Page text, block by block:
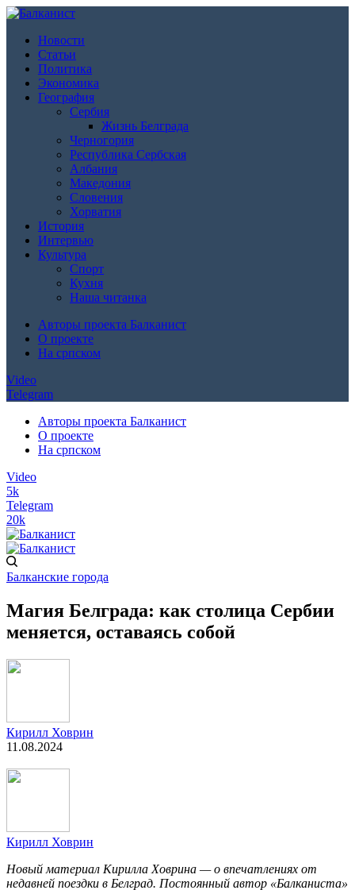
Новости
Статьи
Политика
Экономика
География
Сербия
Жизнь Белграда
Черногория
Республика Сербская
Албания
Македония
Словения
Хорватия
История
Интервью
Культура
Спорт
Кухня
Наша читанка
Авторы проекта Балканист
О проекте
На српском
Video
Telegram
Авторы проекта Балканист
О проекте
На српском
Video
5k
Telegram
20k
Балканские города
Магия Белграда: как столица Сербии
меняется, оставаясь собой
Кирилл Ховрин
11.08.2024
Кирилл Ховрин
Новый материал Кирилла Ховрина — о впечатлениях от
недавней поездки в Белград. Постоянный автор «Балканиста»